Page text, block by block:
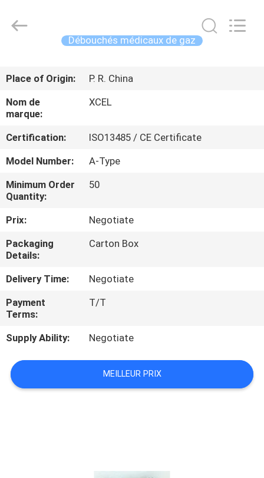
PRODUITS
AU
SUJET
DE
NOUS
VISITE
D'USINE
CONTRÔLE
DE
QUALITÉ
CONTACTEZ-
NOUS
Solutions
Débouchés médicaux de gaz
Place of Origin:
P. R. China
Nom de
marque:
XCEL
Certification:
ISO13485 / CE Certificate
Model Number:
A-Type
Minimum Order
Quantity:
50
Prix:
Negotiate
Packaging
Details:
Carton Box
Delivery Time:
Negotiate
Payment
Terms:
T/T
Supply Ability: Negotiate
MEILLEUR PRIX